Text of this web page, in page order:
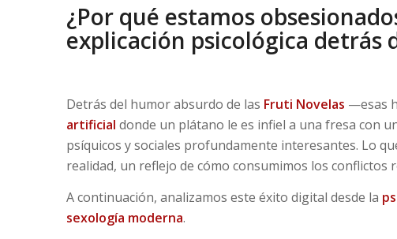
¿Por qué estamos
explicación psicológica detrás
Detrás del humor absurdo de las Fruti Novelas —esas
artificial donde un plátano le es infiel a una fresa con
psíquicos y sociales profundamente interesantes. Lo
realidad, un reflejo de cómo consumimos los conflictos
A continuación, analizamos este éxito digital desde la
sexología moderna.